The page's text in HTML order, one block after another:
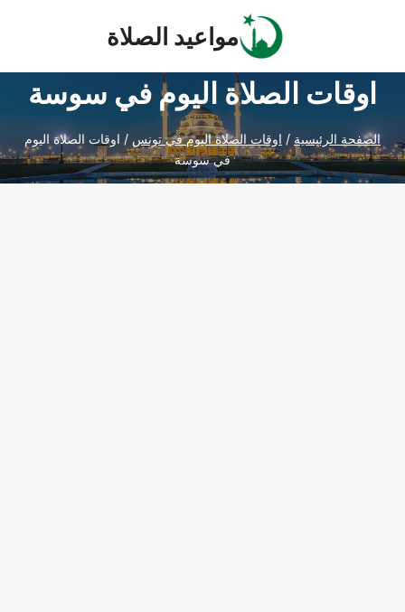
مواعيد الصلاة
اوقات الصلاة اليوم في سوسة
الصفحة الرئيسية / اوقات الصلاة اليوم في تونس / اوقات الصلاة اليوم
في سوسة